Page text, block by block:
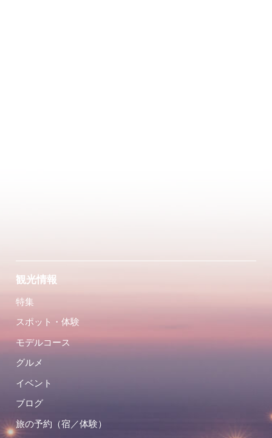
観光情報
特集
スポット・体験
モデルコース
グルメ
イベント
ブログ
旅の予約（宿／体験）